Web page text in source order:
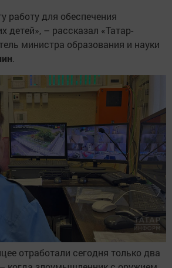
для обеспечения
детей», – рассказал «Татар-
министра образования и науки
.
отработали сегодня только два